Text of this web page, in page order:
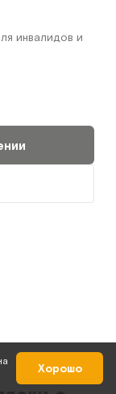
инвалидов и
Хорошо